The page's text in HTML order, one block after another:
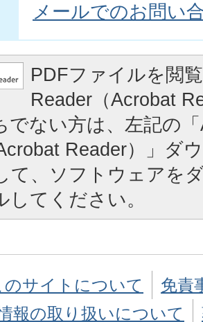
メールでのお問い
PDFファイルを閲
Reader（Acrobat
でない方は、左記の
Reader）」ダ
て、ソフトウェアを
してください。
のサイトについて
免責
報の取り扱いについて